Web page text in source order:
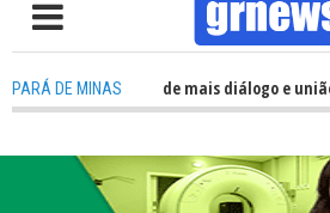
PARÁ DE MINAS
Política precisa de mais diálogo e união